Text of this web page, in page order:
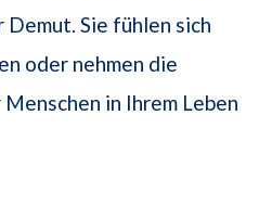
Sie fühlen sich
oder nehmen die
in Ihrem Leben